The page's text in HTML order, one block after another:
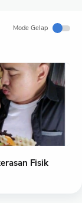
Mode Gelap
Fisik